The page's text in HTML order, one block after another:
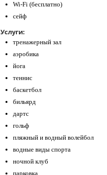
Wi-Fi (бесплатно)
сейф
Услуги:
тренажерный зал
аэробика
йога
теннис
баскетбол
бильярд
дартс
гольф
пляжный и водный волейбол
водные виды спорта
ночной клуб
парковка